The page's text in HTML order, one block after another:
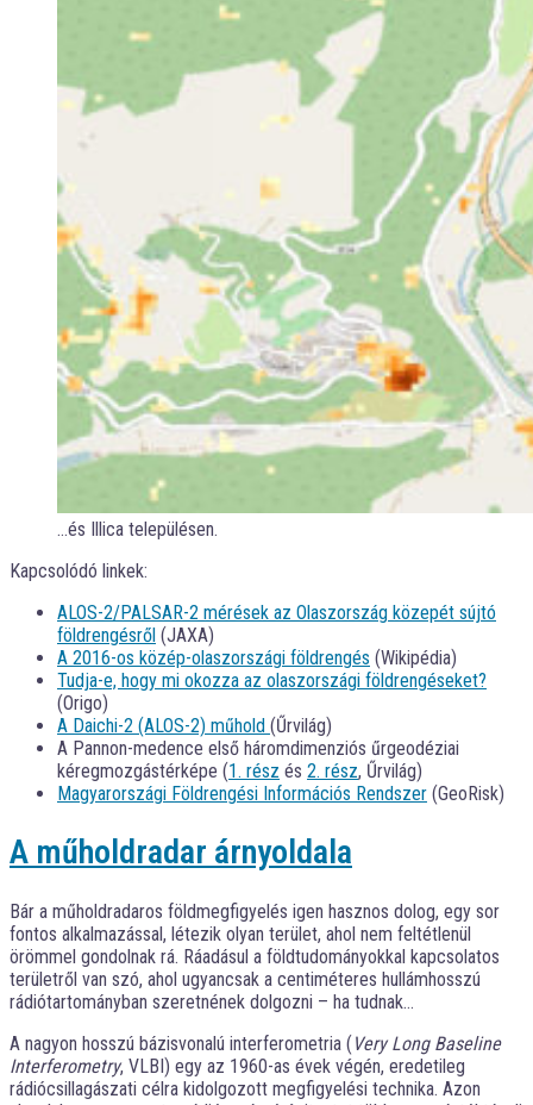
…és Illica településen.
Kapcsolódó linkek:
ALOS-2/PALSAR-2 mérések az Olaszország közepét sújtó
földrengésről (JAXA)
A 2016-os közép-olaszországi földrengés (Wikipédia)
Tudja-e, hogy mi okozza az olaszországi földrengéseket?
(Origo)
A Daichi-2 (ALOS-2) műhold (Űrvilág)
A Pannon-medence első háromdimenziós űrgeodéziai
kéregmozgástérképe (1. rész és 2. rész, Űrvilág)
Magyarországi Földrengési Információs Rendszer (GeoRisk)
A műholdradar árnyoldala
Bár a műholdradaros földmegfigyelés igen hasznos dolog, egy sor
fontos alkalmazással, létezik olyan terület, ahol nem feltétlenül
örömmel gondolnak rá. Ráadásul a földtudományokkal kapcsolatos
területről van szó, ahol ugyancsak a centiméteres hullámhosszú
rádiótartományban szeretnének dolgozni – ha tudnak…
A nagyon hosszú bázisvonalú interferometria (Very Long Baseline
Interferometry, VLBI) egy az 1960-as évek végén, eredetileg
rádiócsillagászati célra kidolgozott megfigyelési technika. Azon